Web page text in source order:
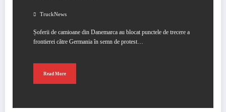
TruckNews
Șoferii de camioane din Danemarca au blocat punctele de trecere a
frontierei către Germania în semn de protest…
Read More